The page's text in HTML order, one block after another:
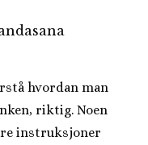
hvordan man
riktig. Noen
instruksjoner